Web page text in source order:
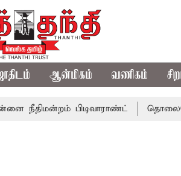
ஆன்மிகம் வணிகம்
பிடிவாராண்ட் தொலைநோக்கு